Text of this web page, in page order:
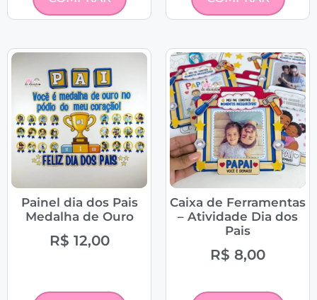
Painel dia dos Pais
Medalha de Ouro
R$ 12,00
Caixa de Ferramentas
– Atividade Dia dos
Pais
R$ 8,00